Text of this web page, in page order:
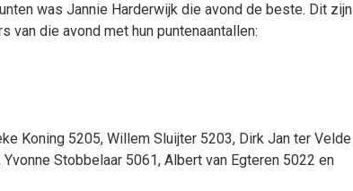
was Jannie Harderwijk die avond de beste. Dit zijn
van die avond met hun puntenaantallen:
Koning 5205, Willem Sluijter 5203, Dirk Jan ter Velde
Stobbelaar 5061, Albert van Egteren 5022 en